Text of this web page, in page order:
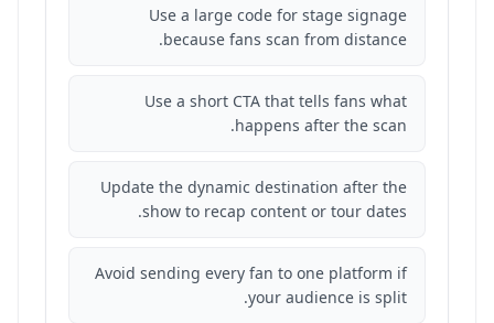
Use a large code for stage signage
because fans scan from distance.
Use a short CTA that tells fans what
happens after the scan.
Update the dynamic destination after the
show to recap content or tour dates.
Avoid sending every fan to one platform if
your audience is split.